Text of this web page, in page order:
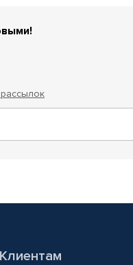
Клиентам